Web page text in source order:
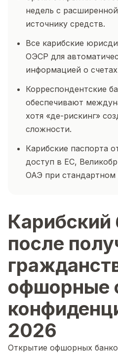
недель с
источнику средств.
Все карибские
ОЭСР для
информацией о
Корреспондентские
обеспечивают
хотя «де-рискинг»
сложности.
Карибские паспорта
доступ в ЕС,
ОАЭ при стандартном
Карибский
после
офшорные
2026
Открытие офшорных